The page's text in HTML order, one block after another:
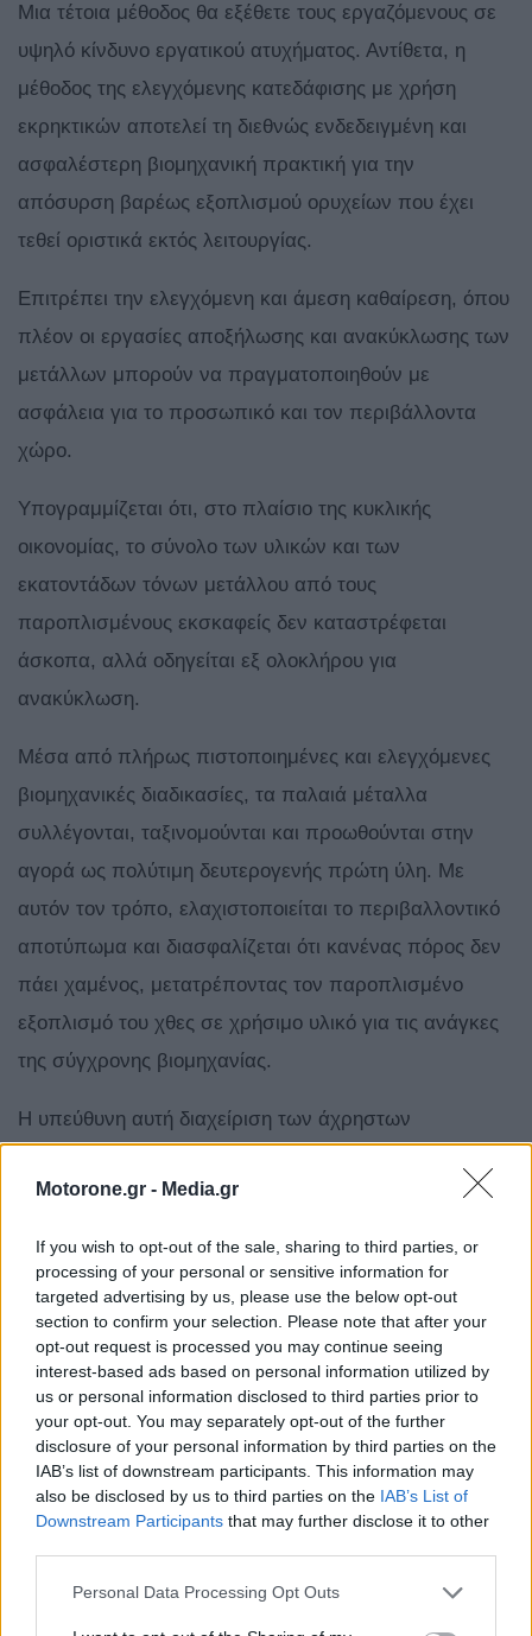
Motorone.gr - Media.gr
If you wish to opt-out of the sale, sharing to third parties, or
processing of your personal or sensitive information for
targeted advertising by us, please use the below opt-out
section to confirm your selection. Please note that after your
opt-out request is processed you may continue seeing
interest-based ads based on personal information utilized by
us or personal information disclosed to third parties prior to
your opt-out. You may separately opt-out of the further
disclosure of your personal information by third parties on the
IAB’s list of downstream participants. This information may
also be disclosed by us to third parties on the IAB’s List of
Downstream Participants that may further disclose it to other
Personal Data Processing Opt Outs
Μια τέτοια μέθοδος θα εξέθετε τους εργαζόμενους σε
υψηλό κίνδυνο εργατικού ατυχήματος. Αντίθετα, η
μέθοδος της ελεγχόμενης κατεδάφισης με χρήση
εκρηκτικών αποτελεί τη διεθνώς ενδεδειγμένη και
ασφαλέστερη βιομηχανική πρακτική για την
απόσυρση βαρέως εξοπλισμού ορυχείων που έχει
τεθεί οριστικά εκτός λειτουργίας.
Επιτρέπει την ελεγχόμενη και άμεση καθαίρεση, όπου
πλέον οι εργασίες αποξήλωσης και ανακύκλωσης των
μετάλλων μπορούν να πραγματοποιηθούν με
ασφάλεια για το προσωπικό και τον περιβάλλοντα
χώρο.
Υπογραμμίζεται ότι, στο πλαίσιο της κυκλικής
οικονομίας, το σύνολο των υλικών και των
εκατοντάδων τόνων μετάλλου από τους
παροπλισμένους εκσκαφείς δεν καταστρέφεται
άσκοπα, αλλά οδηγείται εξ ολοκλήρου για
ανακύκλωση.
Μέσα από πλήρως πιστοποιημένες και ελεγχόμενες
βιομηχανικές διαδικασίες, τα παλαιά μέταλλα
συλλέγονται, ταξινομούνται και προωθούνται στην
αγορά ως πολύτιμη δευτερογενής πρώτη ύλη. Με
αυτόν τον τρόπο, ελαχιστοποιείται το περιβαλλοντικό
αποτύπωμα και διασφαλίζεται ότι κανένας πόρος δεν
πάει χαμένος, μετατρέποντας τον παροπλισμένο
εξοπλισμό του χθες σε χρήσιμο υλικό για τις ανάγκες
της σύγχρονης βιομηχανίας.
Η υπεύθυνη αυτή διαχείριση των άχρηστων
υποβάθμιση ή απαξίωση της ιστορικής διαδρομής της
χρέος της απέναντι στην ιστορία της Δυτικής
Μακεδονίας και στους ανθρώπους της που
εργάστηκαν στα ορυχεία, σχεδιάζει τη δημιουργία ενός
Μουσείου Βιομηχανικής Κληρονομιάς στην περιοχή της
Πτολεμαΐδας, όπως έχει ήδη ανακοινωθεί από τον
Απρίλιο του 2025 κατά την παρουσίαση του
επενδυτικού πλάνου ύψους €5,75 δισ. για τον
μετασχηματισμό της Δυτικής Μακεδονίας σε πράσινο